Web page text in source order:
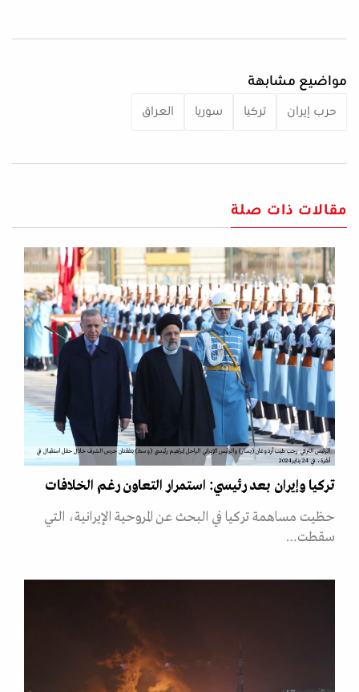
مواضيع مشابهة
حرب إيران تركيا سوريا العراق
مقالات ذات صلة
الرئيس التركي رجب طيب أردوغان (يسار) والرئيس الإيراني الراحل إبراهيم رئيسي (وسط) يتفقدان حرس الشرف خلال حفل استقبال في
أنقرة، في 24 يناير2024
تركيا وإيران بعد رئيسي: استمرار التعاون رغم الخلافات
حظيت مساهمة تركيا في البحث عن المروحية الإيرانية، التي
سقطت…